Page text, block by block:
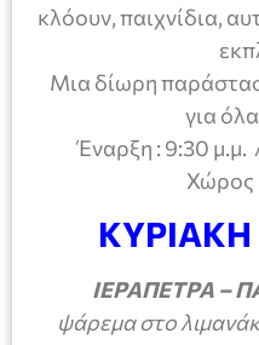
κλόουν, παιχνίδια,
Μια δίωρη
για
Έναρξη : 9:30 μ.μ.
Χώρος
ΚΥΡΙΑΚΗ
ΙΕΡΑΠΕΤΡΑ –
ψάρεμα στο